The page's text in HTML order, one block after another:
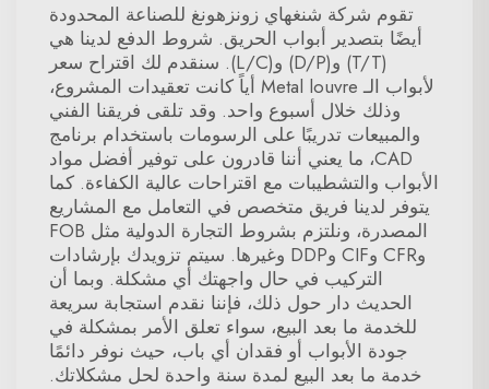
تقوم شركة شنغهاي زونزهونغ للصناعة المحدودة
أيضًا بتصدير أبواب الحريق. شروط الدفع لدينا هي
(T/T) و(D/P) و(L/C). سنقدم لك اقتراح سعر
لأبواب الـ Metal louvre أياً كانت تعقيدات المشروع،
وذلك خلال أسبوع واحد. وقد تلقى فريقنا الفني
والمبيعات تدريبًا على الرسومات باستخدام برنامج
CAD، ما يعني أننا قادرون على توفير أفضل مواد
الأبواب والتشطيبات مع اقتراحات عالية الكفاءة. كما
يتوفر لدينا فريق متخصص في التعامل مع المشاريع
المصدرة، ونلتزم بشروط التجارة الدولية مثل FOB
وCFR وCIF وDDP وغيرها. سيتم تزويدك بإرشادات
التركيب في حال واجهتك أي مشكلة. وبما أن
الحديث دار حول ذلك، فإننا نقدم استجابة سريعة
للخدمة ما بعد البيع، سواء تعلق الأمر بمشكلة في
جودة الأبواب أو فقدان أي باب، حيث نوفر دائمًا
خدمة ما بعد البيع لمدة سنة واحدة لحل مشكلاتك.